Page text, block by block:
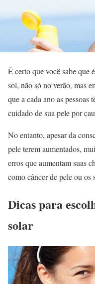
É certo que você sabe que
sol, não só no verão, mas
que a cada ano as pessoas
cuidado de sua pele por
No entanto, apesar da
pele terem aumentados,
erros que aumentam suas
como câncer de pele ou os
Dicas para
solar